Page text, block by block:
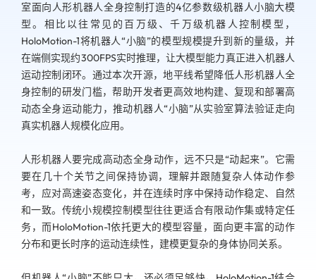
室面向人形机器人全身控制打造的4亿参数级机器人小脑大模
型。相比以往常见的百万级、千万级机器人控制模型，
HoloMotion-1将机器人“小脑”的模型规模提升到新的量级，并
在端侧实现约300FPS实时推理，让大模型能力真正进入机器人
运动控制闭环。通过本次开源，地平线希望降低人形机器人全
身控制的研发门槛，帮助开发者更高效地构建、复现和部署高
动态全身运动能力，推动机器人“小脑”从实验室算法验证走向
真实机器人规模化应用。
人形机器人要完成高动态全身动作，远不只是“动起来”。它需
要在几十个关节之间保持协调，理解并跟随复杂人体动作参
考，应对高速姿态变化，并在连续时序中保持动作稳定、自然
和一致。传统小规模控制模型往往更适合有限动作集或特定任
务，而HoloMotion-1依托更大的模型容量，面向更丰富的动作
分布和更长时序的运动连续性，建模更复杂的身体协同关系。